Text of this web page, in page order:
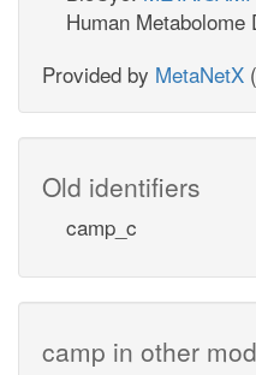
Human Metabolome
Provided by MetaNetX (
Old identifiers
camp_c
camp in other